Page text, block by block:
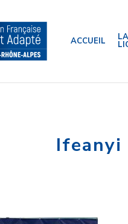
ACCUEIL LA
Ifeanyi